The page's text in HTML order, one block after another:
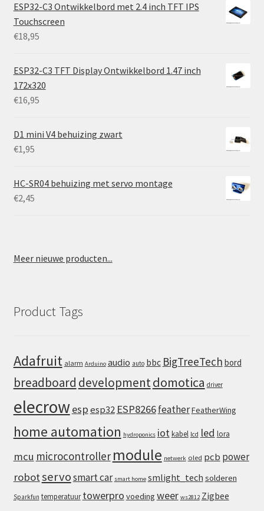
ESP32-C3 Ontwikkelbord met 2.4 inch TFT IPS
Touchscreen
€18,95
ESP32-C3 TFT Display Ontwikkelbord 1.47 inch
172x320
€16,95
D1 mini V4 behuizing zwart
€1,95
HC-SR04 behuizing met servo montage
€2,45
Meer nieuwe producten...
Product Tags
Adafruit alarm Arduino audio auto bbc BigTreeTech bord
breadboard developmentdomotica driver
elecrowespesp32 ESP8266featherFeatherWing
home automation hydroponics iot kabel lcd led lora
mcu microcontroller module netwerk oled pcb power
robotservosmart car smart home smlight_tech solderen
Sparkfun temperatuur towerpro voeding weer ws2812 Zigbee